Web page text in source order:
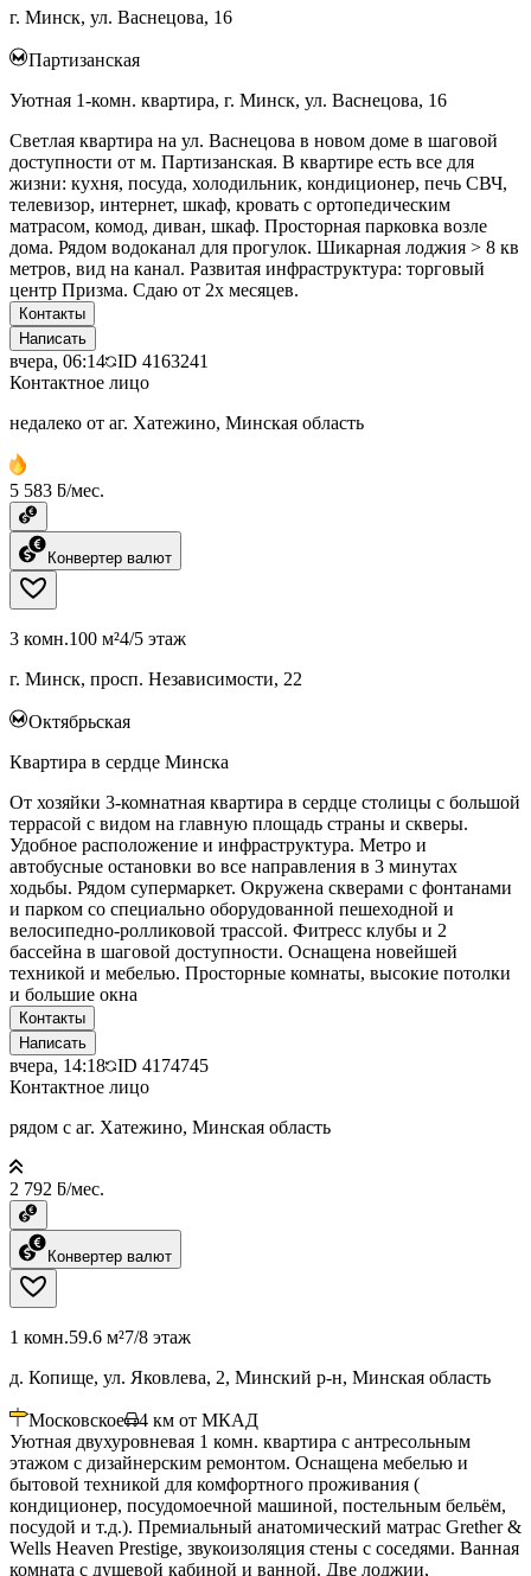
г. Минск, ул. Васнецова, 16
Партизанская
Уютная 1-комн. квартира, г. Минск, ул. Васнецова, 16
Светлая квартира на ул. Васнецова в новом доме в шаговой
доступности от м. Партизанская. В квартире есть все для
жизни: кухня, посуда, холодильник, кондиционер, печь СВЧ,
телевизор, интернет, шкаф, кровать с ортопедическим
матрасом, комод, диван, шкаф. Просторная парковка возле
дома. Рядом водоканал для прогулок. Шикарная лоджия > 8 кв
метров, вид на канал. Развитая инфраструктура: торговый
центр Призма. Сдаю от 2х месяцев.
Контакты
Написать
вчера, 06:14 ID 4163241
Контактное лицо
недалеко от аг. Хатежино, Минская область
5 583 ƃ/мес.
Конвертер валют
3 комн.100 м²4/5 этаж
г. Минск, просп. Независимости, 22
Октябрьская
Квартира в сердце Минска
От хозяйки 3-комнатная квартира в сердце столицы с большой
террасой с видом на главную площадь страны и скверы.
Удобное расположение и инфраструктура. Метро и
автобусные остановки во все направления в 3 минутах
ходьбы. Рядом супермаркет. Окружена скверами с фонтанами
и парком со специально оборудованной пешеходной и
велосипедно-ролликовой трассой. Фитресс клубы и 2
бассейна в шаговой доступности. Оснащена новейшей
техникой и мебелью. Просторные комнаты, высокие потолки
и большие окна
Контакты
Написать
вчера, 14:18 ID 4174745
Контактное лицо
рядом с аг. Хатежино, Минская область
2 792 ƃ/мес.
Конвертер валют
1 комн.59.6 м²7/8 этаж
д. Копище, ул. Яковлева, 2, Минский р-н, Минская область
Московское 4 км от МКАД
Уютная двухуровневая 1 комн. квартира с антресольным
этажом с дизайнерским ремонтом. Оснащена мебелью и
бытовой техникой для комфортного проживания (
кондиционер, посудомоечной машиной, постельным бельём,
посудой и т.д.). Премиальный анатомический матрас Grether &
Wells Heaven Prestige, звукоизоляция стены с соседями. Ванная
комната с душевой кабиной и ванной. Две лоджии,